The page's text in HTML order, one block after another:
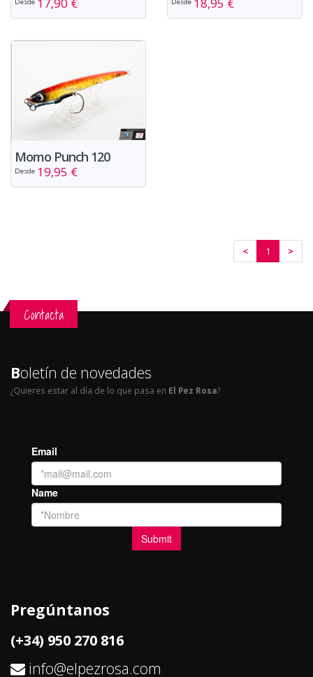
Desde 17,90 € Desde 18,95 €
Momo Punch 120
Desde 19,95 €
< 1 >
Contacta
Boletín de novedades
¿Quieres estar al día de lo que pasa en El Pez Rosa?
Pregúntanos
(+34) 950 270 816
info@elpezrosa.com